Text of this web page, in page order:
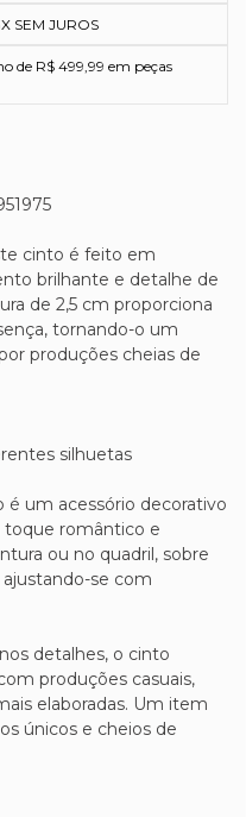
SEM JUROS
de R$ 499,99 em peças
cinto é feito em
brilhante e detalhe de
de 2,5 cm proporciona
tornando-o um
produções cheias de
silhuetas
é um acessório decorativo
toque romântico e
ou no quadril, sobre
ajustando-se com
detalhes, o cinto
produções casuais,
elaboradas. Um item
únicos e cheios de